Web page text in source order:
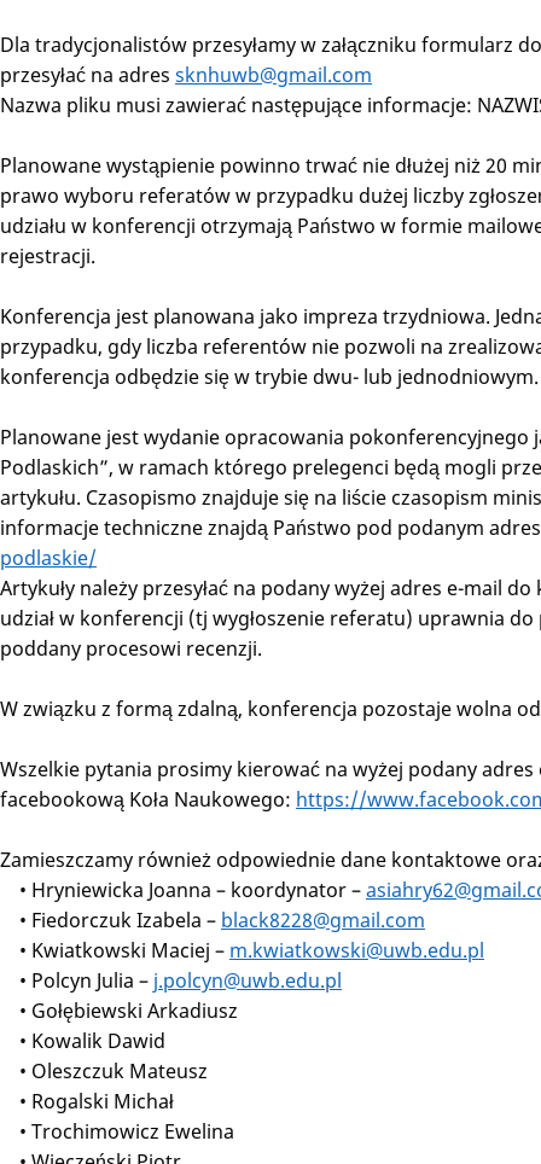
Dla tradycjonalistów przesyłamy w załączniku formularz
przesyłać na adres sknhuwb@gmail.com
Nazwa pliku musi zawierać następujące informacje:
Planowane wystąpienie powinno trwać nie dłużej niż 20
prawo wyboru referatów w przypadku dużej liczby
udziału w konferencji otrzymają Państwo w formie
rejestracji.
Konferencja jest planowana jako impreza trzydniowa.
przypadku, gdy liczba referentów nie pozwoli na
konferencja odbędzie się w trybie dwu- lub jednodniowym.
Planowane jest wydanie opracowania pokonferencyjnego
Podlaskich”, w ramach którego prelegenci będą mogli
artykułu. Czasopismo znajduje się na liście czasopism
informacje techniczne znajdą Państwo pod podanym
podlaskie/
Artykuły należy przesyłać na podany wyżej adres e-mail
udział w konferencji (tj wygłoszenie referatu) uprawnia
poddany procesowi recenzji.
W związku z formą zdalną, konferencja pozostaje wolna
Wszelkie pytania prosimy kierować na wyżej podany
facebookową Koła Naukowego: https://
Zamieszczamy również odpowiednie dane kontaktowe
• Hryniewicka Joanna – koordynator –
• Fiedorczuk Izabela – black8228@gmail.com
• Kwiatkowski Maciej – m.kwiatkowski@uwb.edu.pl
• Polcyn Julia – j.polcyn@uwb.edu.pl
• Gołębiewski Arkadiusz
• Kowalik Dawid
• Oleszczuk Mateusz
• Rogalski Michał
• Trochimowicz Ewelina